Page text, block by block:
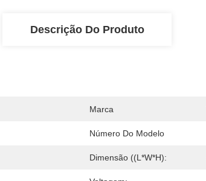
Descrição Do Produto
Marca
Número Do Modelo
Dimensão ((L*W*H):